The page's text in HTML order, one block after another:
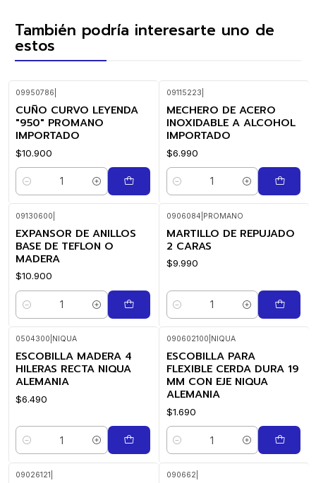
También podría interesarte uno de
estos
09950786
CUÑO CURVO LEYENDA
"950" PROMANO
IMPORTADO
$10.900
Cantidad
09115223
MECHERO DE ACERO
INOXIDABLE A ALCOHOL
IMPORTADO
$6.990
Cantidad
09130600
EXPANSOR DE ANILLOS
BASE DE TEFLON O
MADERA
$10.900
Cantidad
0906084 PROMANO
MARTILLO DE REPUJADO
2 CARAS
$9.990
Cantidad
0504300 NIQUA
ESCOBILLA MADERA 4
HILERAS RECTA NIQUA
ALEMANIA
$6.490
Cantidad
090602100 NIQUA
ESCOBILLA PARA
FLEXIBLE CERDA DURA 19
MM CON EJE NIQUA
ALEMANIA
$1.690
Cantidad
09026121 090662